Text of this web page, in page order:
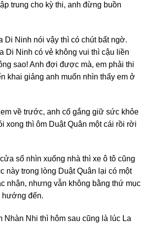
trung cho kỳ thi, anh đừng buồn
Di Ninh nói vậy thì có chút bất ngờ.
Di Ninh có vẻ không vui thì cậu liền
sao! Anh đợi được mà, em phải thi
khai giảng anh muốn nhìn thấy em ở
về trước, anh cố gắng giữ sức khỏe
xong thì ôm Duật Quân một cái rồi rời
sổ nhìn xuống nhà thì xe ô tô cũng
này trong lòng Duật Quân lại có một
nhận, nhưng vẫn không bằng thứ mục
hướng đến.
Nhàn Nhi thì hôm sau cũng là lúc La